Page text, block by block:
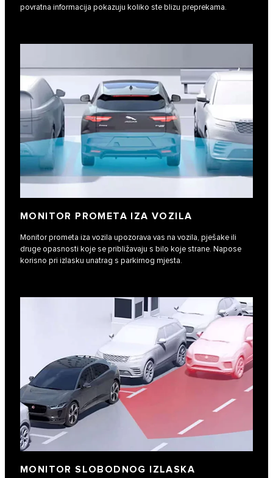
povratna informacija pokazuju koliko ste blizu preprekama.
MONITOR PROMETA IZA VOZILA
Monitor prometa iza vozila upozorava vas na vozila, pješake ili
druge opasnosti koje se približavaju s bilo koje strane. Napose
korisno pri izlasku unatrag s parkirnog mjesta.
MONITOR SLOBODNOG IZLASKA